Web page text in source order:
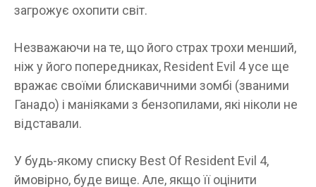
загрожує охопити світ.
Незважаючи на те, що його страх трохи менший,
ніж у його попередниках, Resident Evil 4 усе ще
вражає своїми блискавичними зомбі (званими
Ганадо) і маніяками з бензопилами, які ніколи не
відставали.
У будь-якому списку Best Of Resident Evil 4,
ймовірно, буде вище. Але, якщо її оцінити